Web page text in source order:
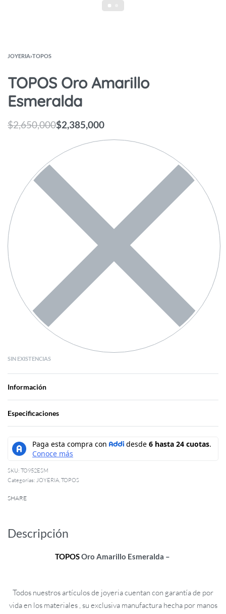
JOYERIA›TOPOS
TOPOS Oro Amarillo
Esmeralda
$2,650,000$2,385,000
SIN EXISTENCIAS
Información
Especificaciones
TO952ESM
Categorías: JOYERIA,TOPOS
SHARE
Descripción
TOPOSOro Amarillo Esmeralda –
Todos nuestros artículos de joyeria cuentan con garantía de por
vida en los materiales , su exclusiva manufactura hecha por manos